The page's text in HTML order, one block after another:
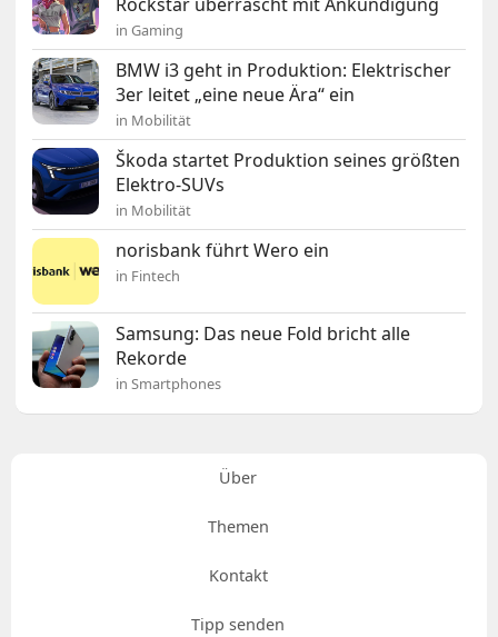
in Gaming
BMW i3 geht in Produktion: Elektrischer
3er leitet „eine neue Ära“ ein
in Mobilität
Škoda startet Produktion seines größten
Elektro-SUVs
in Mobilität
norisbank führt Wero ein
in Fintech
Samsung: Das neue Fold bricht alle
Rekorde
in Smartphones
Über
Themen
Kontakt
Tipp senden